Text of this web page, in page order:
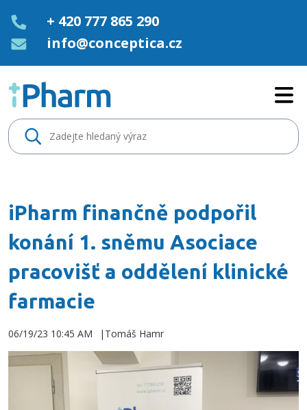
+ 420 777 865 290
info@conceptica.cz
iPharm finančně podpořil
konání 1. sněmu Asociace
pracovišť a oddělení klinické
farmacie
06/19/23 10:45 AM Tomáš Hamr